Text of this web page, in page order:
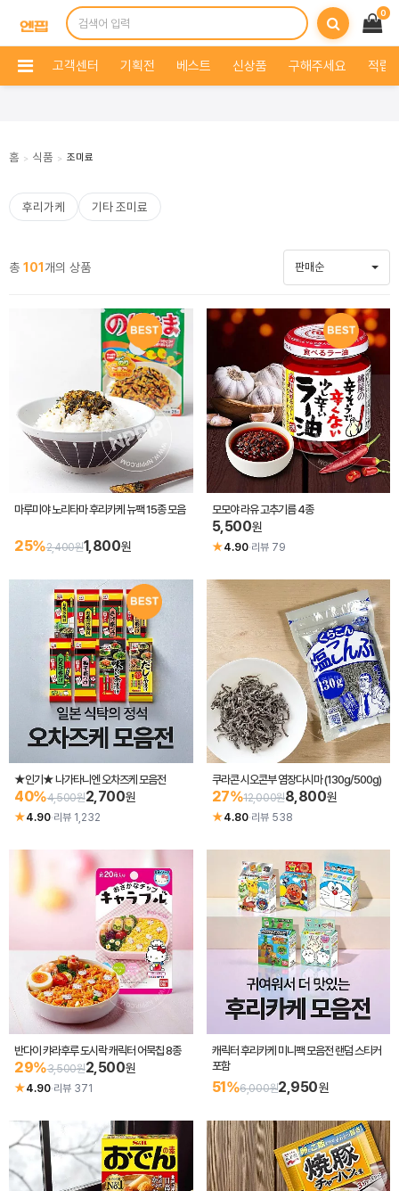
0
고객센터 기획전 베스트 신상품 구해주세요 적립
홈 > 식품 > 조미료
후리가케 기타 조미료
총 101 개의 상품 판매순
마루미야 노리타마 후리카케 뉴팩 15종 모음
25%2,400원1,800원
모모야 라유 고추기름 4종
5,500원
★4.90·리뷰 79
★인기★ 나가타니엔 오차즈케 모음전
40%4,500원2,700원
★4.90·리뷰 1,232
쿠라콘 시오콘부 염장다시마 (130g/500g)
27%12,000원8,800원
★4.80·리뷰 538
반다이 캬라후루 도시락 캐릭터 어묵칩 8종
29%3,500원2,500원
★4.90·리뷰 371
캐릭터 후리카케 미니팩 모음전 랜덤 스티커
포함
51%6,000원2,950원